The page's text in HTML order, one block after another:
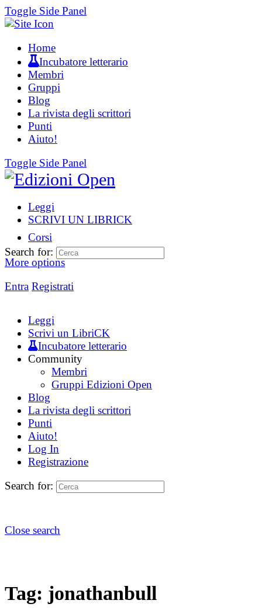
Toggle Side Panel
Home
Incubatore letterario
Membri
Gruppi
Blog
La rivista degli scrittori
Punti
Aiuto!
Toggle Side Panel
Leggi
SCRIVI UN LIBRICK
Corsi
More options
Entra Registrati
Search for:
Leggi
Scrivi un LibriCK
Incubatore letterario
Community
Membri
Gruppi Edizioni Open
Blog
La rivista degli scrittori
Punti
Aiuto!
Log In
Registrazione
Search for:
Close search
Tag: jonathanbull